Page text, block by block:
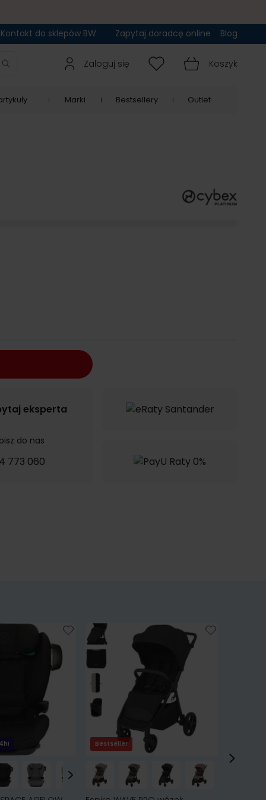
Kontakt do sklepów BW Zapytaj doradcę online Blog
Zaloguj się Koszyk
Marki Bestsellery Outlet
eksperta
do nas
773 060
Bestseller